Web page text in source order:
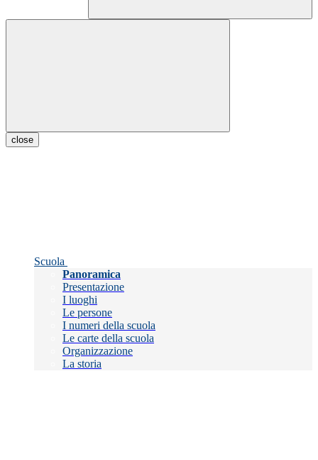
close
Scuola
Panoramica
Presentazione
I luoghi
Le persone
I numeri della scuola
Le carte della scuola
Organizzazione
La storia